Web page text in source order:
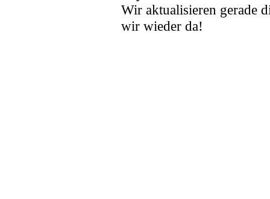
Wir aktualisieren gerade
wir wieder da!